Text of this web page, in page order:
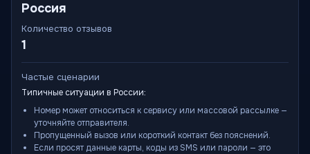
Россия
Количество отзывов
1
Частые сценарии
Типичные ситуации в России:
Номер может относиться к сервису или массовой рассылке —
уточняйте отправителя.
Пропущенный вызов или короткий контакт без пояснений.
Если просят данные карты, коды из SMS или пароли — это